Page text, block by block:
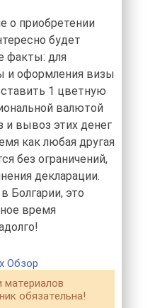
о приобретении
будет
факты: для
и оформления визы
1 цветную
валютой
и вывоз этих денег
как любая другая
без ограничений,
декларации.
Болгарии, это
время
Обзор
материалов
обязательна!